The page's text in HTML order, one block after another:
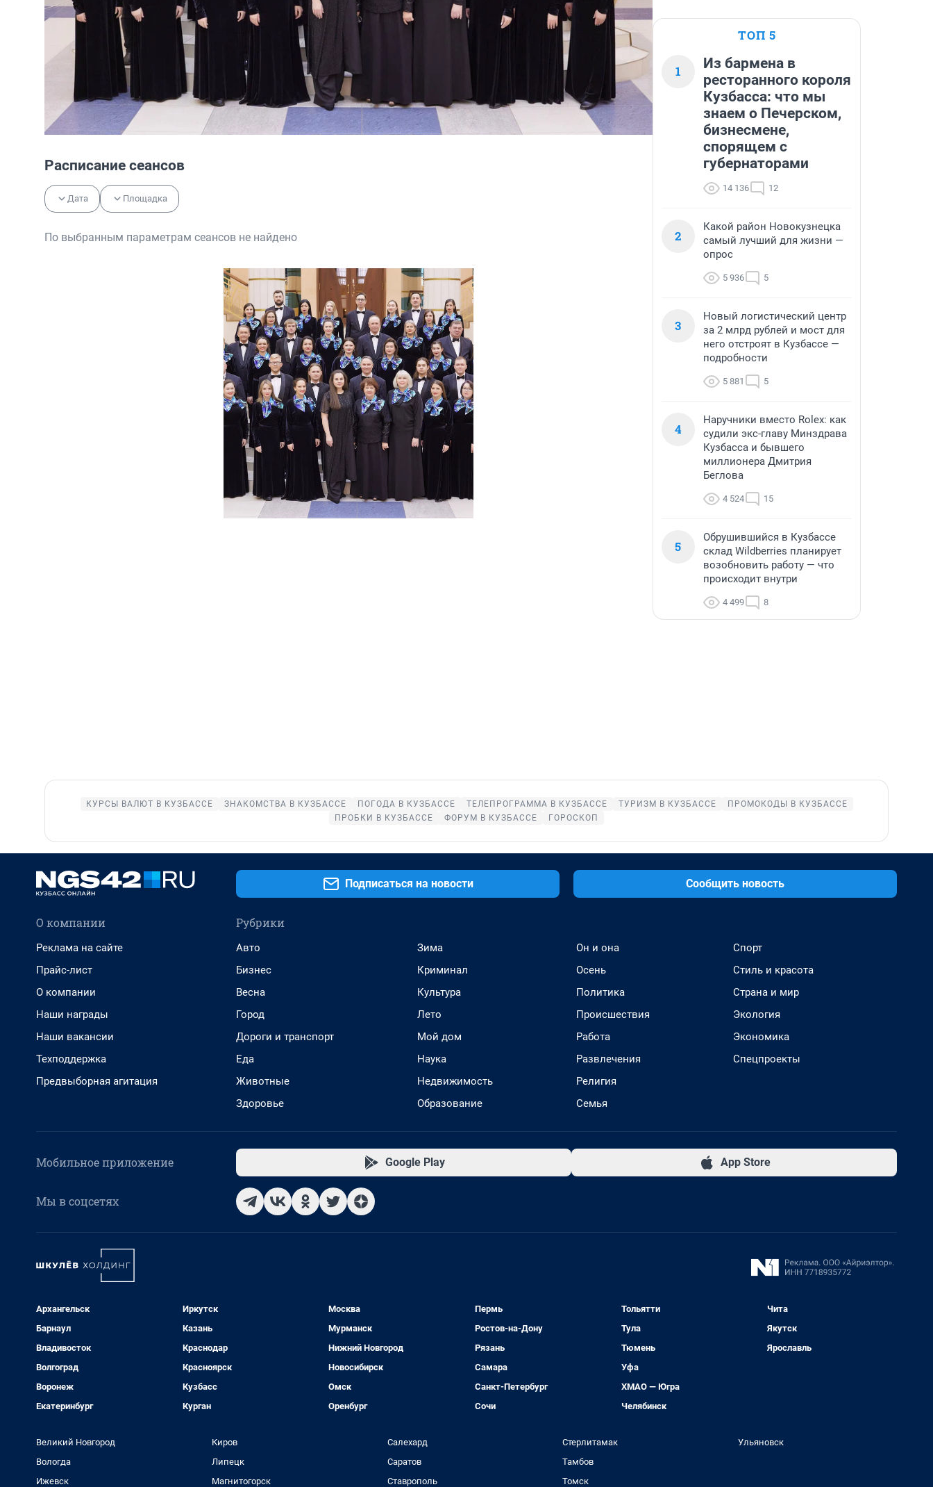
Расписание сеансов
Дата Площадка
По выбранным параметрам сеансов не найдено
ТОП 5
1
Из бармена в
ресторанного короля
Кузбасса: что мы
знаем о Печерском,
бизнесмене,
спорящем с
губернаторами
14 136 12
2
Какой район Новокузнецка
самый лучший для жизни —
опрос
5 936 5
3
Новый логистический центр
за 2 млрд рублей и мост для
него отстроят в Кузбассе —
подробности
5 881 5
4
Наручники вместо Rolex: как
судили экс-главу Минздрава
Кузбасса и бывшего
миллионера Дмитрия
Беглова
4 524 15
5
Обрушившийся в Кузбассе
склад Wildberries планирует
возобновить работу — что
происходит внутри
4 499 8
КУРСЫ ВАЛЮТ В КУЗБАССЕ ЗНАКОМСТВА В КУЗБАССЕ ПОГОДА В КУЗБАССЕ ТЕЛЕПРОГРАММА В КУЗБАССЕ ТУРИЗМ В КУЗБАССЕ
ПРОМОКОДЫ В КУЗБАССЕ
ПРОБКИ В КУЗБАССЕ
ФОРУМ В КУЗБАССЕ ГОРОСКОП
Подписаться на новости Сообщить новость
О компании
Реклама на сайте
Прайс-лист
О компании
Наши награды
Наши вакансии
Техподдержка
Предвыборная агитация
Рубрики
Авто
Бизнес
Весна
Город
Дороги и транспорт
Еда
Животные
Здоровье
Зима
Криминал
Культура
Лето
Мой дом
Наука
Недвижимость
Образование
Он и она
Осень
Политика
Происшествия
Работа
Развлечения
Религия
Семья
Спорт
Стиль и красота
Страна и мир
Экология
Экономика
Спецпроекты
Мобильное приложение Google Play App Store
Мы в соцсетях
Архангельск
Барнаул
Владивосток
Волгоград
Воронеж
Екатеринбург
Иркутск
Казань
Краснодар
Красноярск
Кузбасс
Курган
Москва
Мурманск
Нижний Новгород
Новосибирск
Омск
Оренбург
Пермь
Ростов-на-Дону
Рязань
Самара
Санкт-Петербург
Сочи
Тольятти
Тула
Тюмень
Уфа
ХМАО — Югра
Челябинск
Чита
Якутск
Ярославль
Великий Новгород
Вологда
Ижевск
Киров
Липецк
Магнитогорск
Салехард
Саратов
Ставрополь
Стерлитамак
Тамбов
Томск
Ульяновск